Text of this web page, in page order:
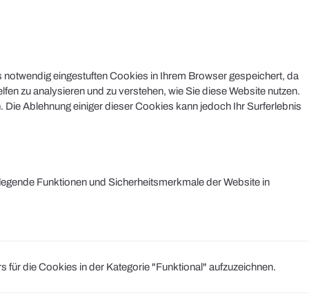
eingestuften Cookies in Ihrem Browser gespeichert, da
zu analysieren und zu verstehen, wie Sie diese Website nutzen.
Ablehnung einiger dieser Cookies kann jedoch Ihr Surferlebnis
Funktionen und Sicherheitsmerkmale der Website in
die Cookies in der Kategorie "Funktional" aufzuzeichnen.